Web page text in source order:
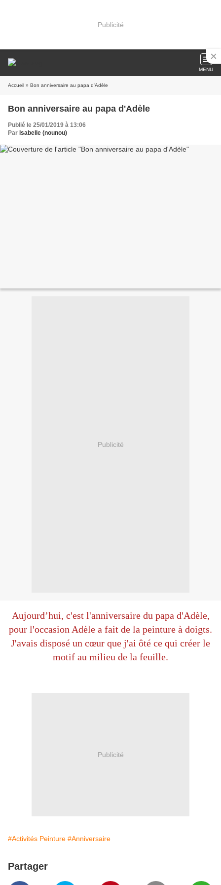
Publicité
MENU
Accueil » Bon anniversaire au papa d'Adèle
Bon anniversaire au papa d'Adèle
Publié le 25/01/2019 à 13:06
Par Isabelle (nounou)
Publicité
Aujourd’hui, c'est l'anniversaire du papa d'Adèle,
pour l'occasion Adèle a fait de la peinture à doigts.
J'avais disposé un cœur que j'ai ôté ce qui créer le
motif au milieu de la feuille.
Publicité
#Activités Peinture #Anniversaire
Partager